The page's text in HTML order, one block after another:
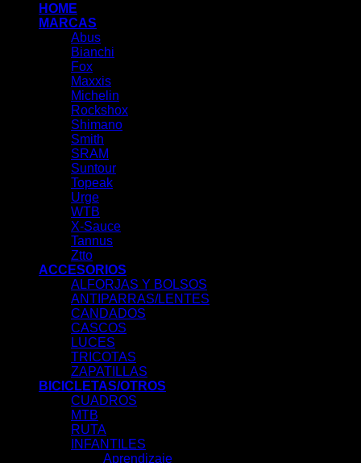
HOME
MARCAS
Abus
Bianchi
Fox
Maxxis
Michelin
Rockshox
Shimano
Smith
SRAM
Suntour
Topeak
Urge
WTB
X-Sauce
Tannus
Ztto
ACCESORIOS
ALFORJAS Y BOLSOS
ANTIPARRAS/LENTES
CANDADOS
CASCOS
LUCES
TRICOTAS
ZAPATILLAS
BICICLETAS/OTROS
CUADROS
MTB
RUTA
INFANTILES
Aprendizaje